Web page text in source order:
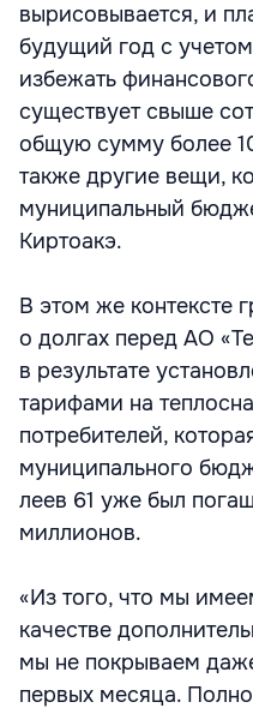
вырисовывается, и
будущий год с
избежать
существует свыше
общую сумму более
также другие вещи,
муниципальный
Киртоакэ.
В этом же контексте
о долгах перед АО
в результате
тарифами на
потребителей,
муниципального
леев 61 уже был
миллионов.
«Из того, что мы
качестве
мы не покрываем
первых месяца.